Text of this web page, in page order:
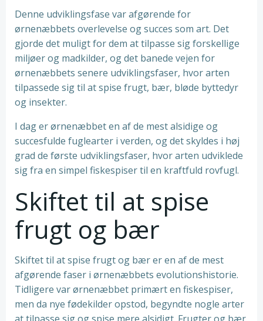
Denne udviklingsfase var afgørende for
ørnenæbbets overlevelse og succes som art. Det
gjorde det muligt for dem at tilpasse sig forskellige
miljøer og madkilder, og det banede vejen for
ørnenæbbets senere udviklingsfaser, hvor arten
tilpassede sig til at spise frugt, bær, bløde byttedyr
og insekter.
I dag er ørnenæbbet en af de mest alsidige og
succesfulde fuglearter i verden, og det skyldes i høj
grad de første udviklingsfaser, hvor arten udviklede
sig fra en simpel fiskespiser til en kraftfuld rovfugl.
Skiftet til at spise
frugt og bær
Skiftet til at spise frugt og bær er en af de mest
afgørende faser i ørnenæbbets evolutionshistorie.
Tidligere var ørnenæbbet primært en fiskespiser,
men da nye fødekilder opstod, begyndte nogle arter